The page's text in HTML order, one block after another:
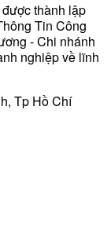
thành lập
Tin Công
- Chi nhánh
nghiệp về lĩnh
Tp Hồ Chí